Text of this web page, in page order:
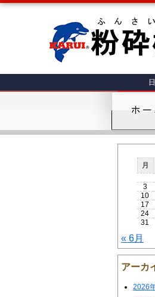
月
3
10
17
24
31
« 6月
アーカ
2026